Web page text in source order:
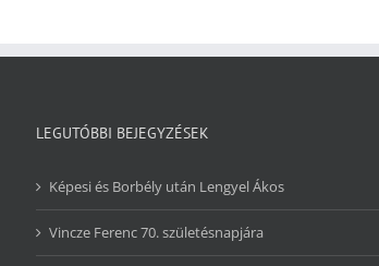
LEGUTÓBBI BEJEGYZÉSEK
Képesi és Borbély után Lengyel Ákos
Vincze Ferenc 70. születésnapjára